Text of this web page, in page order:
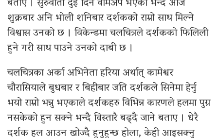
शुक्रबार अनि भोली शनिबार दर्शकको राम्रो साथ मिल्ने
विश्वास उनको छ । विकेन्डमा चलचित्रले दर्शकको फिलिली
हुने गरी साथ पाउने उनको दाबी छ ।
चलचित्रका अर्का अभिनेता हरिया अर्थात् कामेश्वर
चौरासियाले बुधबार र बिहीबार जति दर्शकले सिनेमा हेर्नु
भयो राम्रो भन्नु भएकाले दर्शकहरु विभिन्न कारणले हलमा पुग्न
नसकेको हुन सक्ने भन्दै विस्तारै बढ्दै जाने बताए । धेरै
दर्शक हल आउन खोज्दै हुनुहुन्छ होला, केही आइसक्नु